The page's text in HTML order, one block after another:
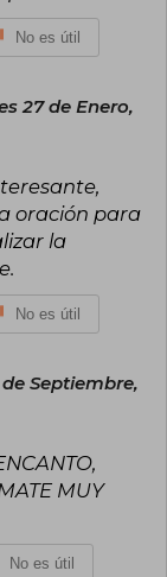
No es útil
27 de Enero,
oración para
la
No es útil
Septiembre,
MUY
No es útil